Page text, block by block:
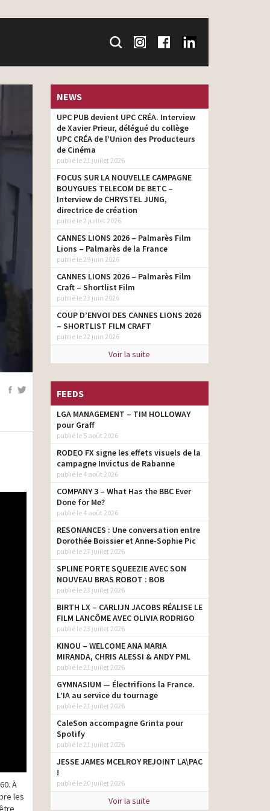
À
les
NEWS
UPC PUB devient UPC CRÉA. Interview
de Xavier Prieur, délégué du collège
UPC CRÉA de l’Union des Producteurs
de Cinéma
publié le 21 juillet 2026
FOCUS SUR LA NOUVELLE CAMPAGNE
BOUYGUES TELECOM DE BETC –
Interview de CHRYSTEL JUNG,
directrice de création
publié le 2 juillet 2026
CANNES LIONS 2026 – Palmarès Film
Lions – Palmarès de la France
publié le 29 juin 2026
CANNES LIONS 2026 – Palmarès Film
Craft – Shortlist Film
publié le 23 juin 2026
COUP D’ENVOI DES CANNES LIONS 2026
– SHORTLIST FILM CRAFT
publié le 22 juin 2026
Voir la suite
FEEDS
LGA MANAGEMENT – TIM HOLLOWAY
pour Graff
publié le 5 août 2026
RODEO FX signe les effets visuels de la
campagne Invictus de Rabanne
publié le 4 août 2026
COMPANY 3 – What Has the BBC Ever
Done for Me?
publié le 4 août 2026
RESONANCES : Une conversation entre
Dorothée Boissier et Anne-Sophie Pic
publié le 27 juillet 2026
SPLINE PORTE SQUEEZIE AVEC SON
NOUVEAU BRAS ROBOT : BOB
publié le 23 juillet 2026
BIRTH LX – CARLIJN JACOBS RÉALISE LE
FILM LANCÔME AVEC OLIVIA RODRIGO
publié le 23 juillet 2026
KINOU – WELCOME ANA MARIA
MIRANDA, CHRIS ALESSI & ANDY PML
publié le 21 juillet 2026
GYMNASIUM — Électrifions la France.
L’IA au service du tournage
publié le 21 juillet 2026
CaleSon accompagne Grinta pour
Spotify
publié le 21 juillet 2026
JESSE JAMES MCELROY REJOINT LA\PAC
!
publié le 20 juillet 2026
Voir la suite